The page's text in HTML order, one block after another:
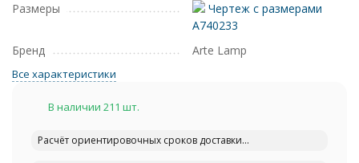
Размеры
Чертеж с размерами
A740233
Бренд
Arte Lamp
Все характеристики
В наличии 211 шт.
Расчёт ориентировочных сроков доставки...